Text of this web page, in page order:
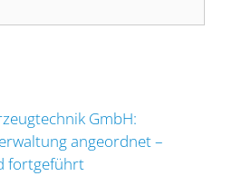
GmbH:
angeordnet –
fortgeführt